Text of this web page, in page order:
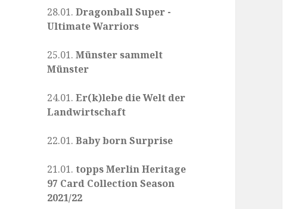
28.01.Dragonball Super -
Ultimate Warriors
25.01.Münster sammelt
Münster
24.01.Er(k)lebe die Welt der
Landwirtschaft
22.01.Baby born Surprise
21.01.topps Merlin Heritage
97 Card Collection Season
2021/22